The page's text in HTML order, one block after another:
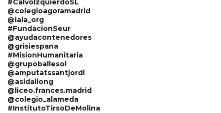
#CalvoIzquierdoSL
@colegioagoramadrid
@iaia_org
#FundacionSeur
@ayudacontenedores
@grisiespana
#MisionHumanitaria
@grupoballesol
@amputatssantjordi
@asidaliong
@liceo.frances.madrid
@colegio_alameda
#InstitutoTirsoDeMolina